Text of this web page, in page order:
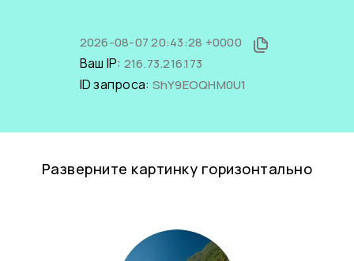
2026-08-07 20:43:28 +0000
Ваш IP: 216.73.216.173
ID запроса: ShY9EOQHM0U1
Разверните картинку горизонтально